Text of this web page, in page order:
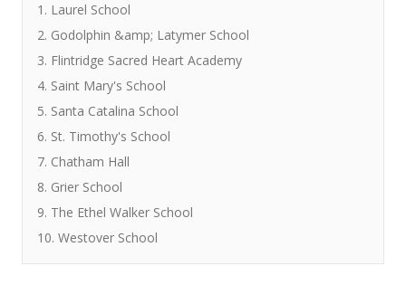
1. Laurel School
2. Godolphin &amp; Latymer School
3. Flintridge Sacred Heart Academy
4. Saint Mary's School
5. Santa Catalina School
6. St. Timothy's School
7. Chatham Hall
8. Grier School
9. The Ethel Walker School
10. Westover School